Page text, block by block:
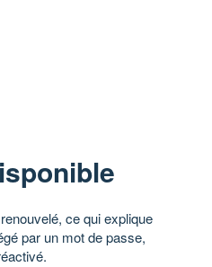
ce qui explique
par un mot de passe,